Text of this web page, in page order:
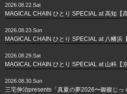
2026.08.22.Sat
MAGICAL CHAIN ひとり SPECIAL at 高知【高
2026.08.23.Sun
MAGICAL CHAIN ひとり SPECIAL at 八幡浜【
2026.08.29.Sat
MAGICAL CHAIN ひとり SPECIAL at 山科【京
2026.08.30.Sun
三宅伸治presents「真夏の夢2026〜磔磔じっ